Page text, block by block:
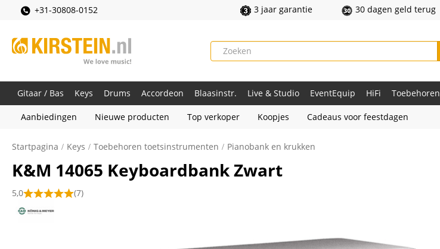
+31-30808-0152 3 jaar garantie 30 dagen geld terug
Gitaar / Bas Keys Drums Accordeon Blaasinstr. Live & Studio EventEquip HiFi Toebehoren
Aanbiedingen Nieuwe producten Top verkoper Koopjes Cadeaus voor feestdagen
Startpagina Keys Toebehoren toetsinstrumenten Pianobank en krukken
K&M 14065 Keyboardbank Zwart
5,0 (7)